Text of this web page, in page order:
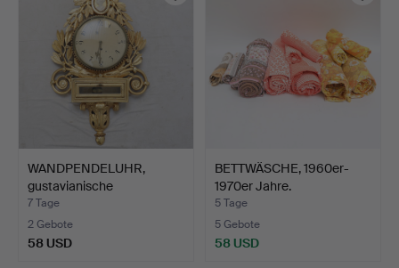
WANDPENDELUHR,
gustavianische
Stockholmer …
7 Tage
2 Gebote
58 USD
BETTWÄSCHE, 1960er-
1970er Jahre.
5 Tage
5 Gebote
58 USD